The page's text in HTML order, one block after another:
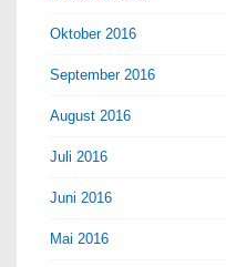
Oktober 2016
September 2016
August 2016
Juli 2016
Juni 2016
Mai 2016